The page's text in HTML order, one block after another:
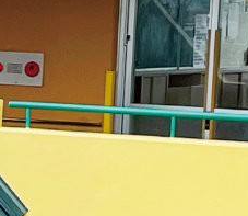
プライバシーポリシー